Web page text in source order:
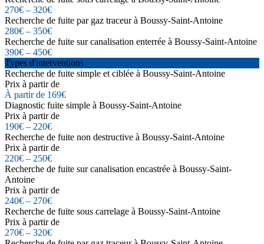
270€ – 320€
Recherche de fuite par gaz traceur à Boussy-Saint-Antoine
280€ – 350€
Recherche de fuite sur canalisation enterrée à Boussy-Saint-Antoine
390€ – 450€
Types d'interventions
Recherche de fuite simple et ciblée à Boussy-Saint-Antoine
Prix à partir de
À partir de 169€
Diagnostic fuite simple à Boussy-Saint-Antoine
Prix à partir de
190€ – 220€
Recherche de fuite non destructive à Boussy-Saint-Antoine
Prix à partir de
220€ – 250€
Recherche de fuite sur canalisation encastrée à Boussy-Saint-
Antoine
Prix à partir de
240€ – 270€
Recherche de fuite sous carrelage à Boussy-Saint-Antoine
Prix à partir de
270€ – 320€